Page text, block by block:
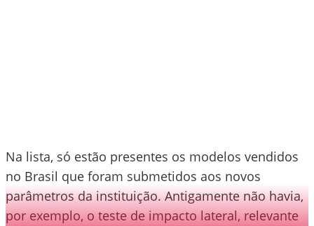
Na lista, só estão presentes os modelos vendidos
no Brasil que foram submetidos aos novos
parâmetros da instituição. Antigamente não havia,
por exemplo, o teste de impacto lateral, relevante